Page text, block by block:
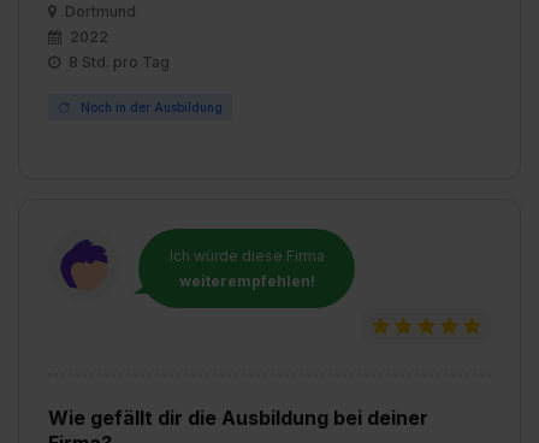
Dortmund
2022
8 Std. pro Tag
Noch in der Ausbildung
Ich würde diese Firma
weiterempfehlen!
Wie gefällt dir die Ausbildung bei deiner